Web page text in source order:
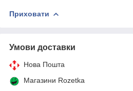
Приховати
Умови доставки
Нова Пошта
Магазини Rozetka